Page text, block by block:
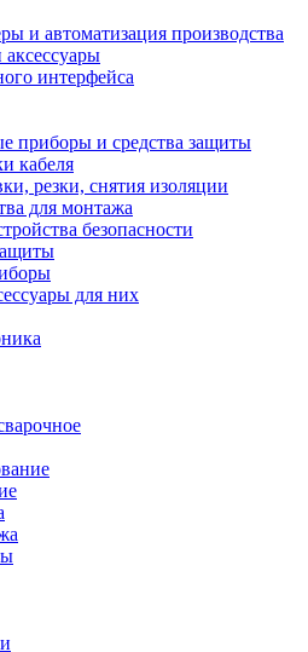
и автоматизация производства
интерфейса
приборы и средства защиты
кабеля
резки, снятия изоляции
для монтажа
безопасности
для них